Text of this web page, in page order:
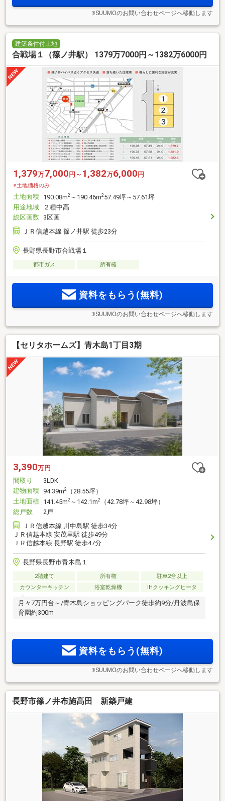
※SUUMOのお問い合わせページへ移動します
建築条件付土地
合戦場１（篠ノ井駅） 1379万7000円～1382万6000円
1,379万7,000 円～ 1,382万6,000 円
※土地価格のみ
土地面積 190.08m2 ～190.46m257.49坪～57.61坪
用途地域
２種中高
総区画数 3区画
ＪＲ信越本線 篠ノ井駅 徒歩23分
長野県長野市合戦場１
都市ガス 所有権
資料をもらう(無料)
※SUUMOのお問い合わせページへ移動します
【セリタホームズ】青木島1丁目3期
3,390万円
間取り
3LDK
建物面積 94.39m2
（28.55坪）
土地面積 141.45m2 ～142.1m2
（42.78坪～42.98坪）
総戸数
2戸
ＪＲ信越本線 川中島駅 徒歩34分
ＪＲ信越本線 安茂里駅 徒歩49分
ＪＲ信越本線 長野駅 徒歩47分
長野県長野市青木島１
2階建て 所有権
駐車2台以上
カウンターキッチン
浴室乾燥機 IHクッキングヒータ
月々7万円台～/青木島ショッピングパーク徒歩約9分/丹波島保
育園約300m
資料をもらう(無料)
※SUUMOのお問い合わせページへ移動します
長野市篠ノ井布施高田 新築戸建